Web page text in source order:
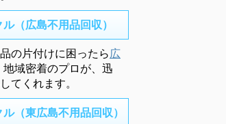
（広島不用品回収）
の片付けに困ったら広
地域密着のプロが、迅
てくれます。
（東広島不用品回収）